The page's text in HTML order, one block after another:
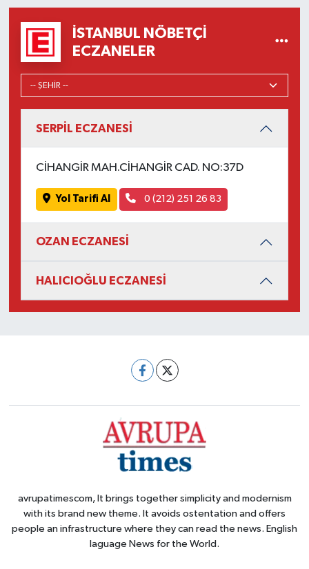
İSTANBUL NÖBETÇI
ECZANELER
SERPİL ECZANESİ
CİHANGİR MAH.CİHANGİR CAD. NO:37D
Yol Tarifi Al 0 (212) 251 26 83
OZAN ECZANESİ
HALICIOĞLU ECZANESİ
avrupatimescom, It brings together simplicity and modernism
with its brand new theme. It avoids ostentation and offers
people an infrastructure where they can read the news. English
laguage News for the World.